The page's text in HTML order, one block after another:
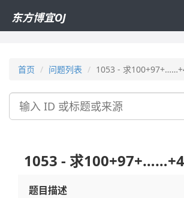
东方博宜OJ
首页 问题列表 1053 - 求
搜
1053 - 求
题目描述